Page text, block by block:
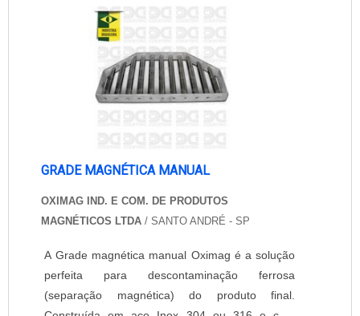
GRADE MAGNÉTICA MANUAL
OXIMAG IND. E COM. DE PRODUTOS
MAGNÉTICOS LTDA / SANTO ANDRÉ - SP
A Grade magnética manual Oximag é a solução
perfeita para descontaminação ferrosa
(separação magnética) do produto final.